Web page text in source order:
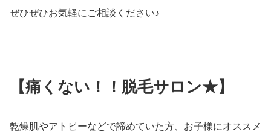
ぜひぜひお気軽にご相談ください♪
【痛くない！！脱毛サロン★】
乾燥肌やアトピーなどで諦めていた方、お子様にオススメ